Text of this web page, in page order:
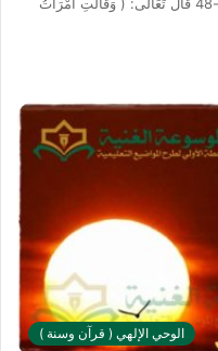
رسول الله وخاتم النبيين سورة الأحزاب 36-48 قالَ تَعَالَى: ( وَقَالَتِ امْرَأَتُ
الوحي الإلهي ( قرآن وسنة )